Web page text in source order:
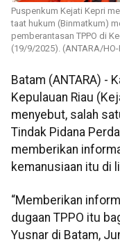
Puspenkum Kejati Kepri
taat hukum (Binmatkum)
pemberantasan TPPO di
(19/9/2025). (ANTARA/
Batam (ANTARA) -
Kepulauan Riau
menyebut, salah
Tindak Pidana
memberikan
kemanusiaan itu di
“Memberikan
dugaan TPPO itu
Yusnar di Batam,